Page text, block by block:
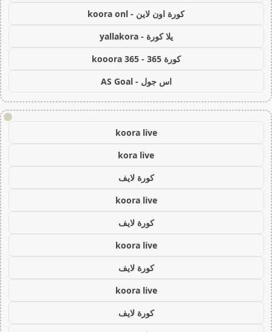
كورة اون لاين - koora onl
يلا كورة - yallakora
كورة 365 - kooora 365
اس جول - AS Goal
!
koora live
kora live
كورة لايف
koora live
كورة لايف
koora live
كورة لايف
koora live
كورة لايف